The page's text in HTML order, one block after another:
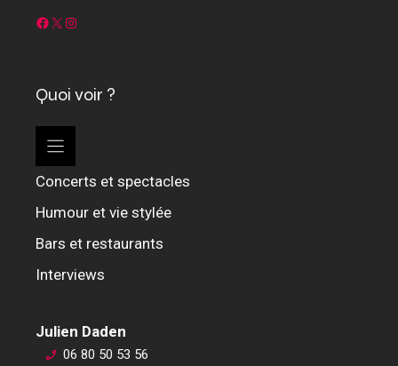
Facebook
X Instagram
Quoi voir ?
Concerts et spectacles
Humour et vie stylée
Bars et restaurants
Interviews
Julien Daden
06 80 50 53 56